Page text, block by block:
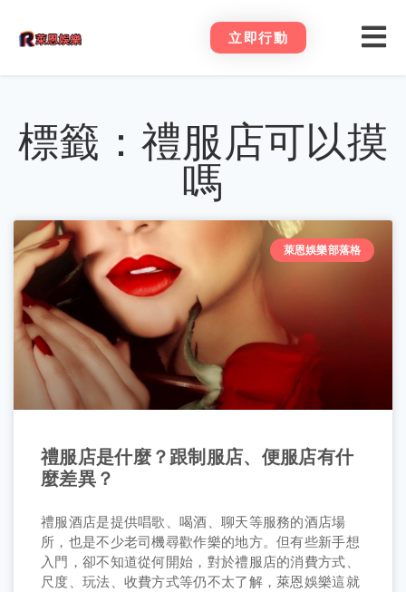
立即行動
標籤：禮服店可以摸
嗎
萊恩娛樂部落格
禮服店是什麼？跟制服店、便服店有什
麼差異？
禮服酒店是提供唱歌、喝酒、聊天等服務的酒店場
所，也是不少老司機尋歡作樂的地方。但有些新手想
入門，卻不知道從何開始，對於禮服店的消費方式、
尺度、玩法、收費方式等仍不太了解，萊恩娛樂這就